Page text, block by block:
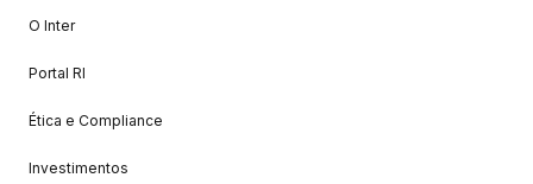
O Inter
Portal RI
Ética e Compliance
Investimentos